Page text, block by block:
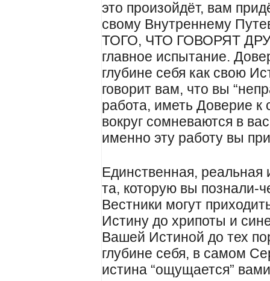
это произойдёт, вам
свому Внутреннему
ТОГО, ЧТО ГОВОРЯТ
главное испытание.
глубине себя как свою
говорит вам, что вы
работа, иметь Доверие к
вокруг сомневаются в
именно эту работу вы
Единственная,
та, которую вы познали-
Вестники могут
Истину до хрипоты и
Вашей Истиной до тех
глубине себя, в самом
истина “ощущается”